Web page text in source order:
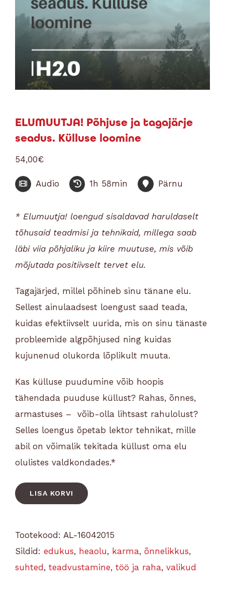
ELUMUUTJA! Põhjuse ja tagajärje
seadus. Külluse loomine
54,00€
Audio 1h 58min Pärnu
* Elumuutja! loengud sisaldavad haruldaselt
tõhusaid teadmisi ja tehnikaid, millega saab
läbi viia põhjaliku ja kiire muutuse, mis võib
mõjutada positiivselt tervet elu.
Tagajärjed, millel põhineb sinu tänane elu.
Sellest ainulaadsest loengust saad teada,
kuidas efektiivselt uurida, mis on sinu tänaste
probleemide algpõhjused ning kuidas
kujunenud olukorda lõplikult muuta.
Kas külluse puudumine võib hoopis
tähendada puuduse küllust? Rahas, õnnes,
armastuses – võib-olla lihtsast rahulolust?
Selles loengus õpetab lektor tehnikat, mille
abil on võimalik tekitada küllust oma elu
olulistes valdkondades.*
LISA KORVI
Tootekood: AL-16042015
Sildid: edukus, heaolu, karma, õnnelikkus,
suhted, teadvustamine, töö ja raha, valikud